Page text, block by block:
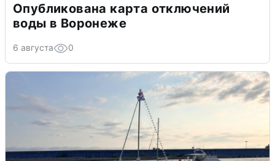
Опубликована карта отключений
воды в Воронеже
6 августа 0